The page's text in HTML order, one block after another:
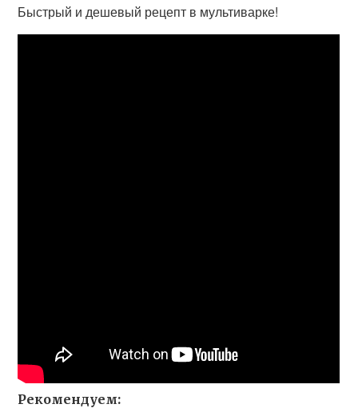
Быстрый и дешевый рецепт в мультиварке!
Рекомендуем: